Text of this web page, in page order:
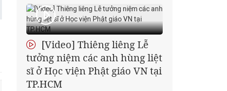
[Video] Thiêng liêng Lễ
tưởng niệm các anh hùng liệt
sĩ ở Học viện Phật giáo VN tại
TP.HCM